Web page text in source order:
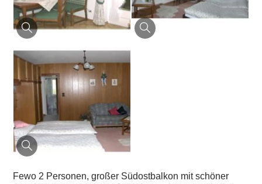
Fewo 2 Personen, großer Südostbalkon mit schöner